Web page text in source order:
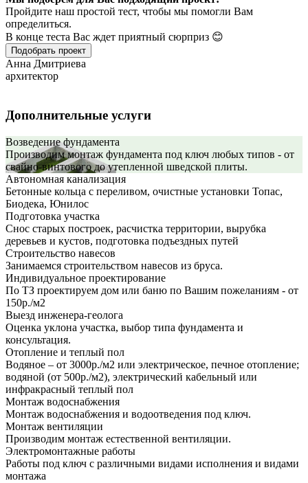
Пройдите наш простой тест, чтобы мы помогли Вам
определиться.
В конце теста Вас ждет приятный сюрприз 😊
Подобрать проект
Анна Дмитриева
архитектор
Дополнительные услуги
Возведение фундамента
Производим монтаж фундамента под ключ любых типов - от
свайно-винтового до утепленной шведской плиты.
Автономная канализация
Бетонные кольца с переливом, очистные установки Топас,
Биодека, Юнилос
Подготовка участка
Снос старых построек, расчистка территории, вырубка
деревьев и кустов, подготовка подъездных путей
Строительство навесов
Занимаемся строительством навесов из бруса.
Индивидуальное проектирование
По ТЗ проектируем дом или баню по Вашим пожеланиям - от
150р./м2
Выезд инженера-геолога
Оценка уклона участка, выбор типа фундамента и
консультация.
Отопление и теплый пол
Водяное – от 3000р./м2 или электрическое, печное отопление;
водяной (от 500р./м2), электрический кабельный или
инфракрасный теплый пол
Монтаж водоснабжения
Монтаж водоснабжения и водоотведения под ключ.
Монтаж вентиляции
Производим монтаж естественной вентиляции.
Электромонтажные работы
Работы под ключ с различными видами исполнения и видами
монтажа